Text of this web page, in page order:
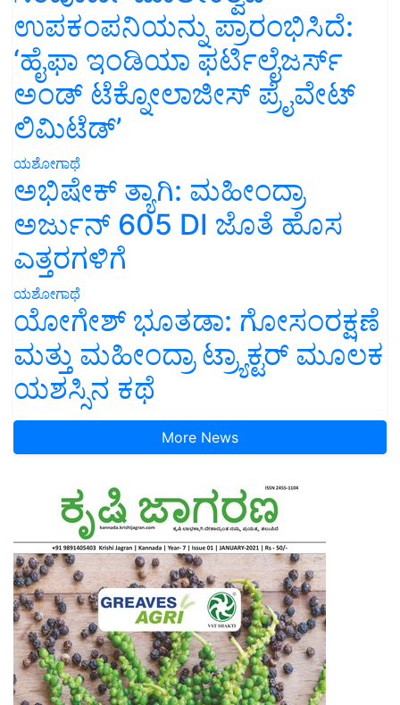
ಉಪಕಂಪನಿಯನ್ನು ಪ್ರಾರಂಭಿಸಿದೆ:
‘ಹೈಫಾ ಇಂಡಿಯಾ ಫರ್ಟಿಲೈಜರ್ಸ್
ಅಂಡ್ ಟೆಕ್ನೋಲಾಜೀಸ್ ಪ್ರೈವೇಟ್
ಲಿಮಿಟೆಡ್’
ಯಶೋಗಾಥೆ
ಅಭಿಷೇಕ್ ತ್ಯಾಗಿ: ಮಹೀಂದ್ರಾ
ಅರ್ಜುನ್ 605 DI ಜೊತೆ ಹೊಸ
ಎತ್ತರಗಳಿಗೆ
ಯಶೋಗಾಥೆ
ಯೋಗೇಶ್ ಭೂತಡಾ: ಗೋಸಂರಕ್ಷಣೆ
ಮತ್ತು ಮಹೀಂದ್ರಾ ಟ್ರ್ಯಾಕ್ಟರ್ ಮೂಲಕ
ಯಶಸ್ಸಿನ ಕಥೆ
More News